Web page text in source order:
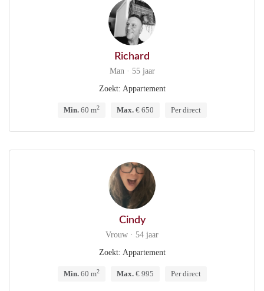
Richard
Man · 55 jaar
Zoekt: Appartement
Min.60 m2 Max.€ 650 Per direct
Cindy
Vrouw · 54 jaar
Zoekt: Appartement
Min.60 m2 Max.€ 995 Per direct